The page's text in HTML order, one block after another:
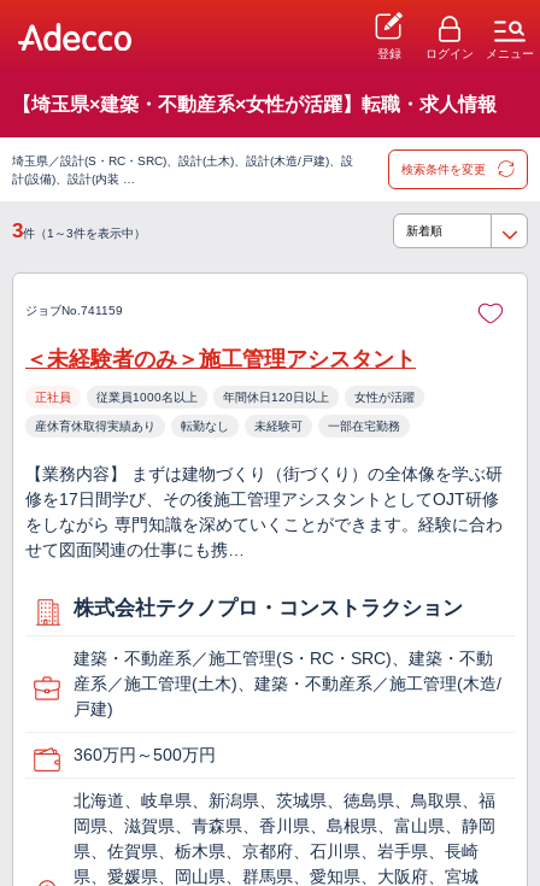
登録 ログイン メニュー
【埼玉県×建築・不動産系×女性が活躍】転職・求人情報
埼玉県／設計(S・RC・SRC)、設計(土木)、設計(木造/戸建)、設
計(設備)、設計(内装 …
検索条件を変更
3件（1～3件を表示中）
ジョブNo.741159
＜未経験者のみ＞施工管理アシスタント
正社員 従業員1000名以上 年間休日120日以上 女性が活躍
産休育休取得実績あり 転勤なし 未経験可 一部在宅勤務
【業務内容】 まずは建物づくり（街づくり）の全体像を学ぶ研
修を17日間学び、その後施工管理アシスタントとしてOJT研修
をしながら 専門知識を深めていくことができます。経験に合わ
せて図面関連の仕事にも携…
株式会社テクノプロ・コンストラクション
建築・不動産系／施工管理(S・RC・SRC)、建築・不動
産系／施工管理(土木)、建築・不動産系／施工管理(木造/
戸建)
360万円～500万円
北海道、岐阜県、新潟県、茨城県、徳島県、鳥取県、福
岡県、滋賀県、青森県、香川県、島根県、富山県、静岡
県、佐賀県、栃木県、京都府、石川県、岩手県、長崎
県、愛媛県、岡山県、群馬県、愛知県、大阪府、宮城